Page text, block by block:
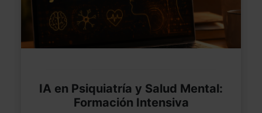
IA en Psiquiatría y Salud Mental:
Formación Intensiva